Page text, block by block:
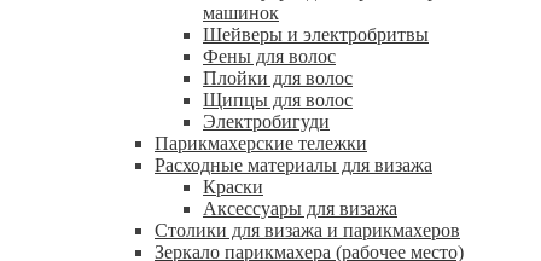
машинок
Шейверы и электробритвы
Фены для волос
Плойки для волос
Щипцы для волос
Электробигуди
Парикмахерские тележки
Расходные материалы для визажа
Краски
Аксессуары для визажа
Столики для визажа и парикмахеров
Зеркало парикмахера (рабочее место)